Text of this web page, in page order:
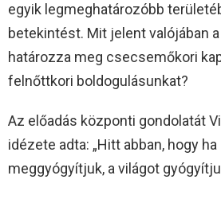
egyik legmeghatározóbb
betekintést. Mit jelent valójában
határozza meg csecsemőkori
felnőttkori boldogulásunkat?
Az előadás központi gondolatát
idézete adta: „Hitt abban, hogy
meggyógyítjuk, a világot